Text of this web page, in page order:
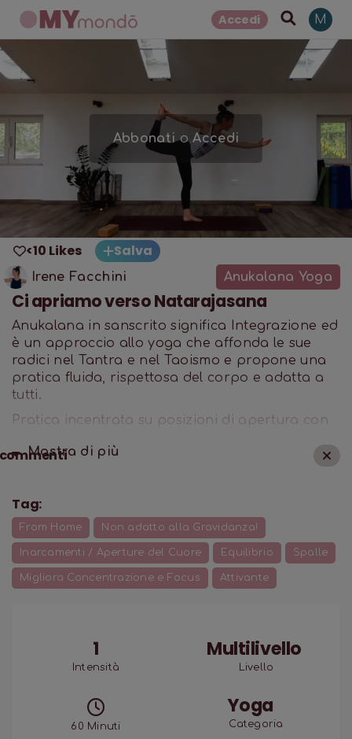
Accedi M
AbbonatioAccedi
<10 Likes Salva
Irene Facchini Anukalana Yoga
Ci apriamo verso Natarajasana
Anukalana in sanscrito significa Integrazione ed
è un approccio allo yoga che affonda le sue
radici nel Tantra e nel Taoismo e propone una
pratica fluida, rispettosa del corpo e adatta a
tutti.
Pratica incentrata su posizioni di apertura con
Sperimentiamo insieme la fluidità e il respiro
all’approccio Anukalana®Yoga.
Mostra di più
Tag:
From Home Non adatto alla Gravidanza!
Inarcamenti / Aperture del Cuore Equilibrio Spalle
Migliora Concentrazione e Focus Attivante
1
Intensità
Multilivello
Livello
60 Minuti
Yoga
Categoria